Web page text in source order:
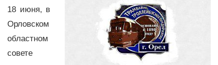
18 июня, в
Орловском
областном
совете